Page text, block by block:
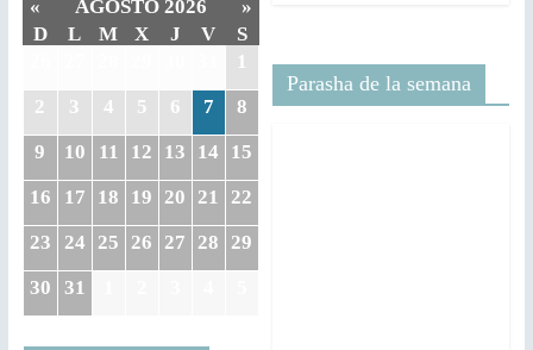
« AGOSTO 2026
»
D
L M X J V
S
1
2
3 4 5 6 7
8
9
10 11 12 13 14
15
16
17 18 19 20 21
22
23
24 25 26 27 28
29
30
31
Parasha de la semana